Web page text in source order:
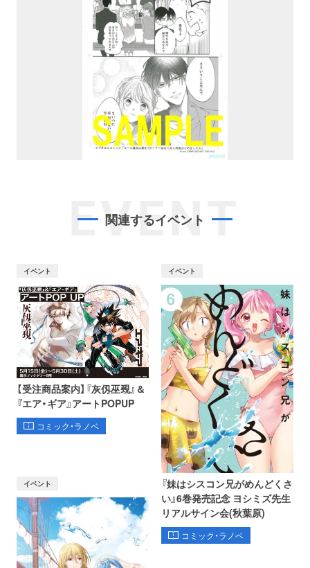
EVENT
関連するイベント
イベント
【受注商品案内】『灰仭巫覡』＆
『エア・ギア』アートPOPUP
コミック・ラノベ
イベント
『妹はシスコン兄がめんどくさ
い』6巻発売記念 ヨシミズ先生
リアルサイン会(秋葉原)
コミック・ラノベ
イベント